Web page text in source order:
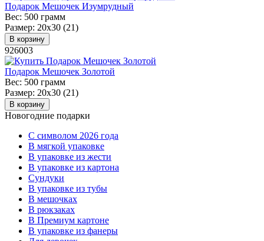
Подарок Мешочек Изумрудный
Вес: 500 грамм
Размер: 20х30 (21)
В корзину
926003
Подарок Мешочек Золотой
Вес: 500 грамм
Размер: 20х30 (21)
В корзину
Новогодние подарки
C символом 2026 года
В мягкой упаковке
В упаковке из жести
В упаковке из картона
Сундуки
В упаковке из тубы
В мешочках
В рюкзаках
В Премиум картоне
В упаковке из фанеры